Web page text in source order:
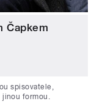
Čapkem
spisovatele,
jinou formou.